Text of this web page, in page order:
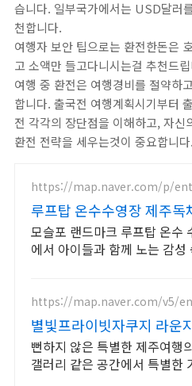
습니다. 일부국가에서는 USD달러
천합니다.
여행자 보안 팁으로는 환전한돈은
고 소액만 들고다니시는걸 추천드
여행 중 환전은 여행경비를 절약하
합니다. 출국전 여행계획시기부터
전 각각의 장단점을 이해하고, 자신
환전 전략을 세우는것이 중요합니다.
https://map.naver.com/p/
루프탑 온수수영장 제주독
남쪽 럭셔리 힐링숙소
모슬포 랜드마크 루프탑 온수
에서 아이들과 함께 노는 감성
맛집 편의시설
https://map.naver.com/v5/
별빛프라이빗자쿠지 라운
사진보다 더좋아요. 찐 리뷰
뻔하지 않은 특별한 제주여행
갤러리 같은 공간에서 특별한